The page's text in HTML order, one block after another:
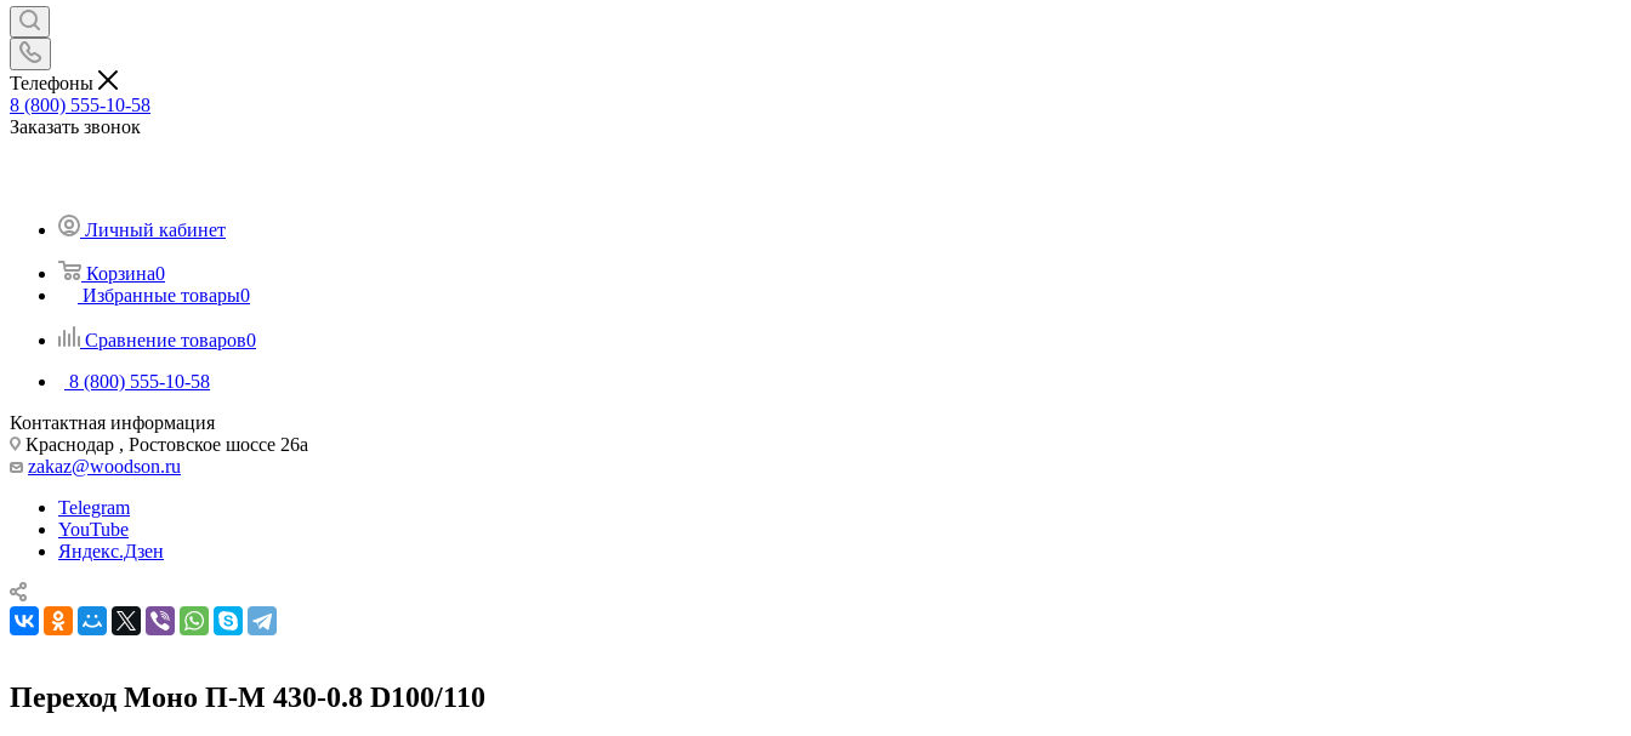
Телефоны
8 (800) 555-10-58
Заказать звонок
Личный кабинет
Корзина0
Избранные товары0
Сравнение товаров0
8 (800) 555-10-58
Контактная информация
Краснодар , Ростовское шоссе 26а
zakaz@woodson.ru
Telegram
YouTube
Яндекс.Дзен
Переход Моно П-М 430-0.8 D100/110